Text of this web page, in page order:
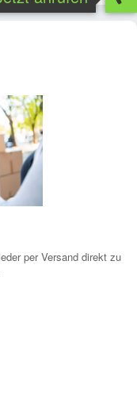
per Versand direkt zu